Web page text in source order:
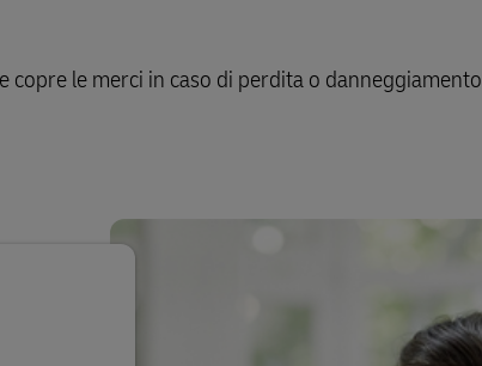
le merci in caso di perdita o danneggiamento